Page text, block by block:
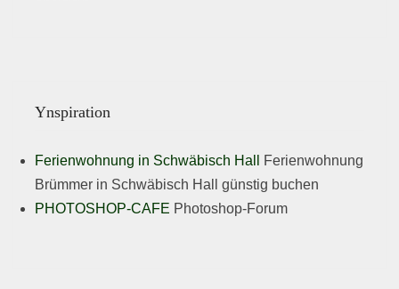
Ynspiration
Ferienwohnung in Schwäbisch Hall
Ferienwohnung
Brümmer in Schwäbisch Hall günstig buchen
PHOTOSHOP-CAFE Photoshop-Forum